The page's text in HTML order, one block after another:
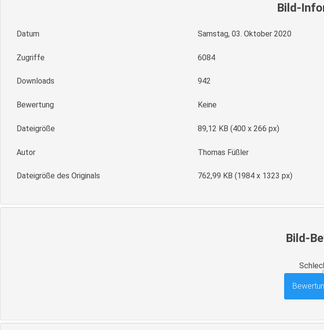
Bild-
Datum Samstag, 03. Oktober 2020
Zugriffe 6084
Downloads 942
Bewertung Keine
Dateigröße 89,12 KB (400 x 266 px)
Autor Thomas Füßler
Dateigröße des Originals 762,99 KB (1984 x 1323 px)
Bild-